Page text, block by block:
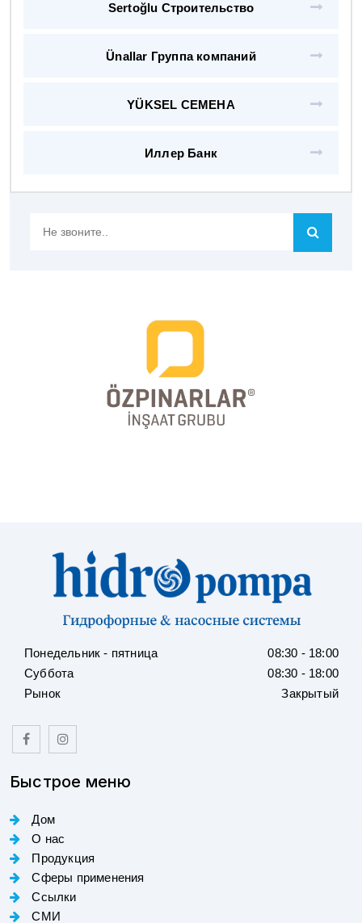
Sertoğlu Строительство
Ünallar Группа компаний
YÜKSEL СЕМЕНА
Иллер Банк
Понедельник - пятница
08:30 - 18:00
Суббота
08:30 - 18:00
Рынок
Закрытый
Быстрое меню
Дом
О нас
Продукция
Сферы применения
Ссылки
СМИ